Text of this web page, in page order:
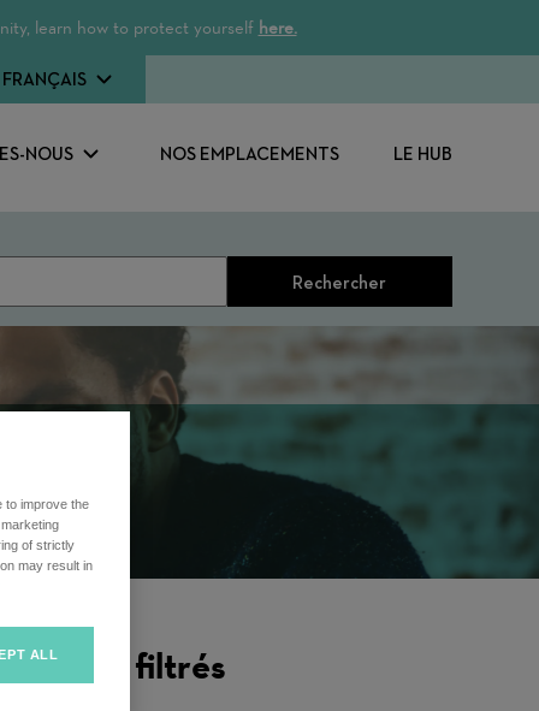
learn how to protect yourself here.
NOUS NOS EMPLACEMENTS LE HUB
FRANÇAIS
Rechercher
filtrés
to improve the
of strictly
may result in
ALL